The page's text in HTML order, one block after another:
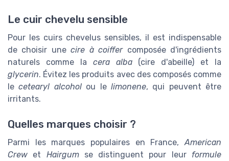
Le cuir chevelu sensible
Pour les cuirs chevelus sensibles, il est indispensable
de choisir unecire à coiffercomposée d'ingrédients
naturels comme la cera alba(cire d'abeille) et la
glycerin. Évitez les produits avec des composés comme
lecetearyl alcoholou le limonene, qui peuvent être
irritants.
Quelles marques choisir ?
Parmi les marques populaires en France, American
Crew et Hairgumse distinguent pour leur formule